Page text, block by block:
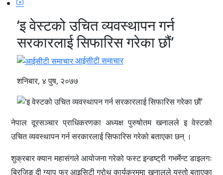
‘इ वेस्टको उचित व्यवस्थापन गर्न
सरकारलाई सिफारिस गरेका छौं’
आईसीटी समाचार
शनिबार, ४ पुष, २०७७
नेपाल दूरसञ्चार प्राधिकरणका अध्यक्ष पुरुषोतम खनालले इ वेस्टको
उचित व्यवस्थापन गर्न सरकारलाई सिफारिस गरेको बताएका छन् ।
शुक्रबार क्यान महासंगले आयोजना गरेको फस्ट इन्डष्ट्री गभर्मेन्ट डाइलगः
ब्रिजिङ दी ग्याप फर आइसिटी ग्रोथ कार्यक्रममा खनालले यस्तो बताएका